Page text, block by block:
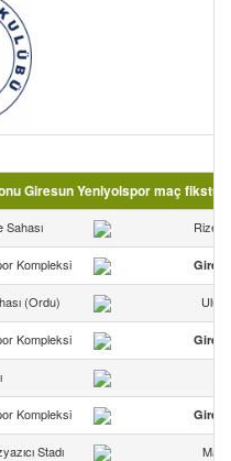
Giresun Yeniyolspor maç
Sahası Rize
Kompleksi
(Ordu)
Kompleksi
Kompleksi
Stadı